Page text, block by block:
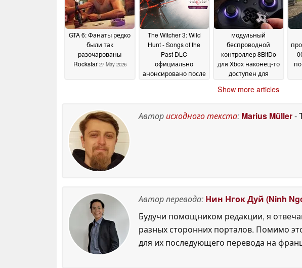
со скидкой 50% в
Steam 04 June 2026
GTA 6: Фанаты редко
были так
разочарованы
Rockstar 27 May 2026
The Witcher 3: Wild
Hunt - Songs of the
Past DLC
официально
анонсировано после
27 May 2026
модульный
беспроводной
контроллер 8BitDo
для Xbox наконец-то
доступен для
заказа27 May 2026
Show more articles
Авторисходного текста: Marius Müller-
Автор перевода: Нин Нгок Дуй (Ninh
Будучи помощником редакции, я
разных сторонних порталов. Помимо
для их последующего перевода на